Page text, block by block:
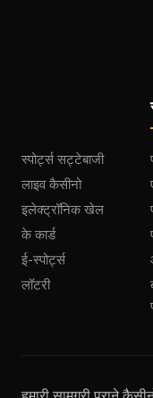
स्पोर्ट्स सट्टेबाजी
लाइव कैसीनो
इलेक्ट्रॉनिक खेल
के कार्ड
ई-स्पोर्ट्स
लॉटरी